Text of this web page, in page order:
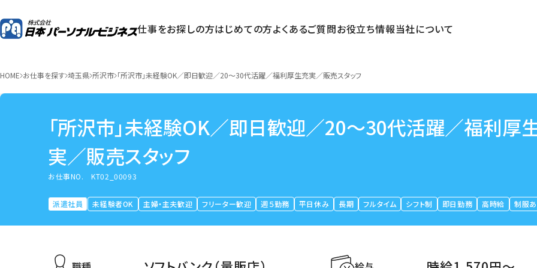
仕事をお探しの方はじめての方よくあるご質問お役立ち情報当社について
HOME お仕事を探す 埼玉県 所沢市 「所沢市」未経験OK／即日歓迎／20～30代活躍／福利厚生充実／販売スタッフ
「所沢市」未経験OK／即日歓迎／20～30代活躍／福利厚
実／販売スタッフ
お仕事NO.KT02_00093
派遣社員 未経験者OK 主婦・主夫歓迎 フリーター歓迎 週５勤務 平日休み 長期 フルタイム シフト制 即日勤務 高時給 制服